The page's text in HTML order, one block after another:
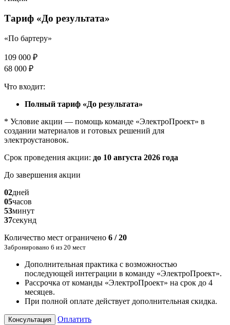
Тариф «До результата»
«По бартеру»
109 000 ₽
68 000 ₽
Что входит:
Полный тариф «До результата»
* Условие акции — помощь команде «ЭлектроПроект» в
создании материалов и готовых решений для
электроустановок.
Срок проведения акции: до 10 августа 2026 года
До завершения акции
02дней
05часов
53минут
36секунд
Количество мест ограничено 6 / 20
Забронировано 6 из 20 мест
Дополнительная практика с возможностью
последующей интеграции в команду «ЭлектроПроект».
Рассрочка от команды «ЭлектроПроект» на срок до 4
месяцев.
При полной оплате действует дополнительная скидка.
Консультация Оплатить